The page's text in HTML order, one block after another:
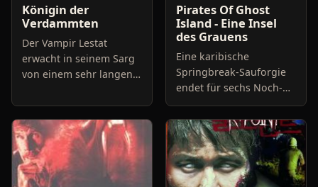
Königin der
Verdammten
Der Vampir Lestat
erwacht in seinem Sarg
von einem sehr langen
lange das Leben als
Untoter müde und hatte
fast schon mit der
sterblichen
Pirates Of Ghost
Island - Eine Insel
des Grauens
Eine karibische
Springbreak-Sauforgie
endet für sechs Noch-
Teenager auf einer
einsamen Insel. Ohne
eine richtige Ahnung zu
haben, warum sich die
Jugendlichen